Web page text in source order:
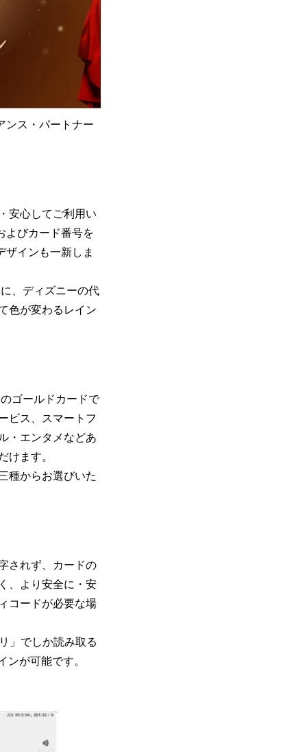
ンス・パートナー
安心してご利用い
よびカード番号を
ザインも一新しま
、ディズニーの代
色が変わるレイン
ゴールドカードで
ビス、スマートフ
・エンタメなどあ
けます。
種からお選びいた
されず、カードの
、より安全に・安
コードが必要な場
」でしか読み取る
が可能です。